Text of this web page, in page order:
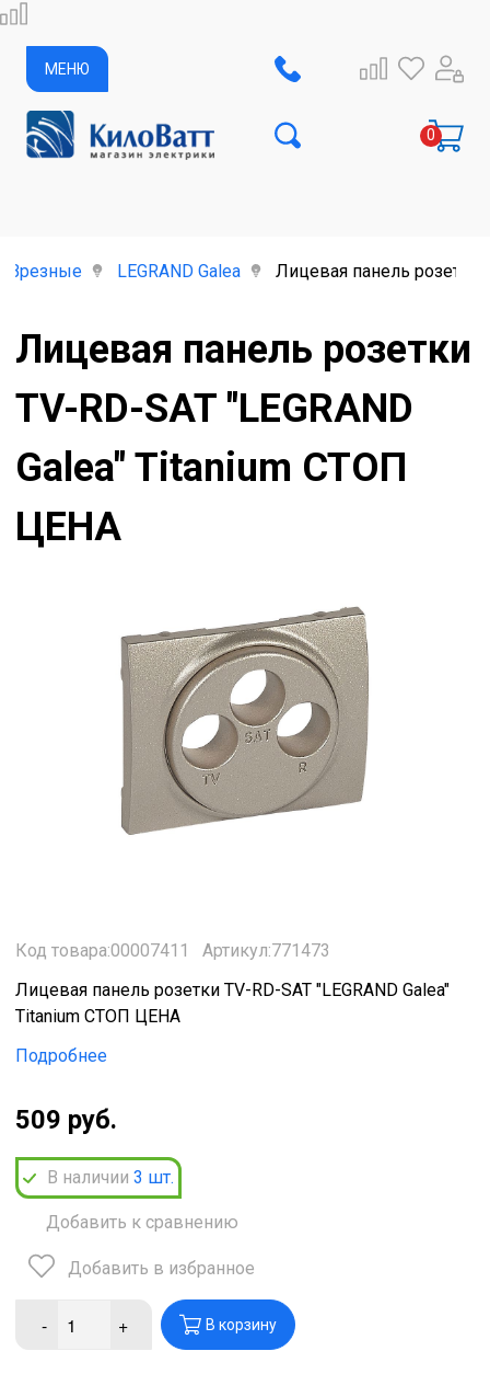
МЕНЮ
Врезные LEGRAND Galea Лицевая панель розетки
Лицевая панель розетки
TV-RD-SAT "LEGRAND
Galea" Titanium СТОП
ЦЕНА
Код товара:00007411
Артикул:771473
Лицевая панель розетки TV-RD-SAT "LEGRAND Galea"
Titanium СТОП ЦЕНА
Подробнее
509 руб.
В наличии 3 шт.
Добавить к сравнению
Добавить в избранное
- + В корзину